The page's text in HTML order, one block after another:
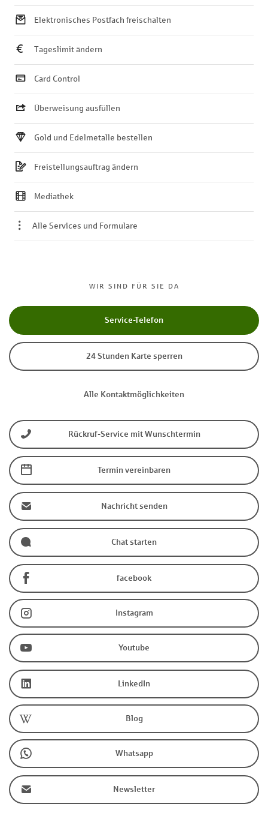
WIR SIND FÜR SIE DA
Service-Telefon
24 Stunden Karte sperren
Alle Kontaktmöglichkeiten
Rückruf-Service mit Wunschtermin
Termin vereinbaren
Nachricht senden
Chat starten
facebook
Instagram
Youtube
LinkedIn
Blog
Whatsapp
Newsletter
Elektronisches Postfach freischalten
Tageslimit ändern
Card Control
Überweisung ausfüllen
Gold und Edelmetalle bestellen
Freistellungsauftrag ändern
Mediathek
Alle Services und Formulare